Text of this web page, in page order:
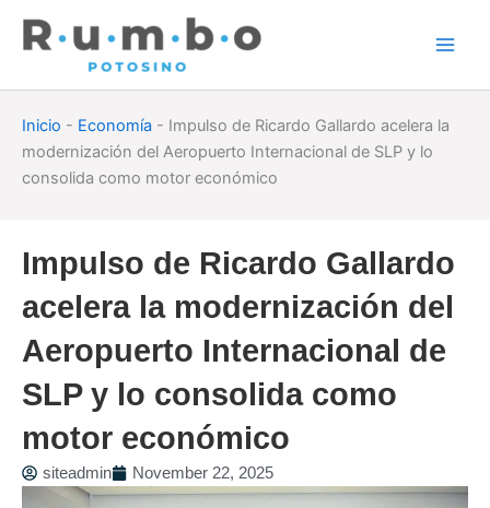
Inicio - Economía - Impulso de Ricardo Gallardo acelera la
modernización del Aeropuerto Internacional de SLP y lo
consolida como motor económico
Impulso de Ricardo Gallardo
acelera la modernización del
Aeropuerto Internacional de
SLP y lo consolida como
motor económico
siteadmin November 22, 2025